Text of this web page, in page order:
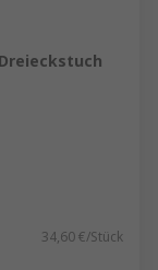
34,60 €/Stück